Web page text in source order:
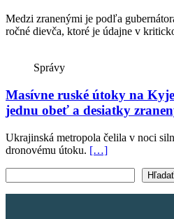
Medzi zranenými je podľa
ročné dievča, ktoré je údajne v
Správy
Masívne ruské útoky na
jednu obeť a desiatky
Ukrajinská metropola čelila v noci
dronovému útoku. […]
Hľadať